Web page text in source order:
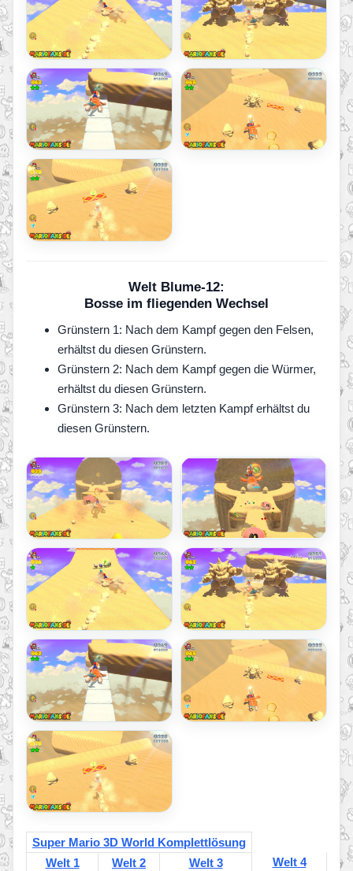
Welt Blume-12:
Bosse im fliegenden Wechsel
Grünstern 1: Nach dem Kampf gegen den Felsen,
erhältst du diesen Grünstern.
Grünstern 2: Nach dem Kampf gegen die Würmer,
erhältst du diesen Grünstern.
Grünstern 3: Nach dem letzten Kampf erhältst du
diesen Grünstern.
Super Mario 3D World Komplettlösung
Welt 1
Welt 2 Welt 3
Welt 4